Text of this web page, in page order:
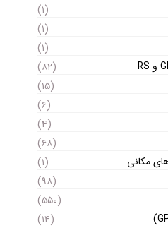
(۱)
(۱)
(۱)
(۸۲)
(۱۵)
(۶)
(۴)
(۶۸)
مکانی
(۱)
(۹۸)
(۵۵۰)
(۱۴)